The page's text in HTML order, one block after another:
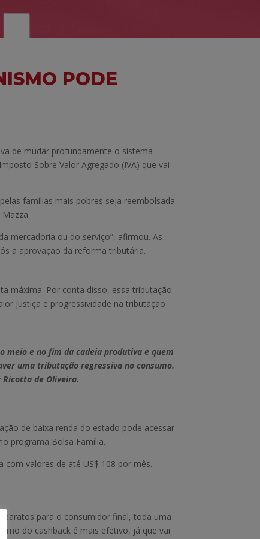
PODE
de mudar profundamente o sistema
Sobre Valor Agregado (IVA) que vai
famílias mais pobres seja reembolsada.
mercadoria ou do serviço”, afirmou. As
a aprovação da reforma tributária.
máxima. Por conta disso, essa tributação
justiça e progressividade na tributação
meio e no fim da cadeia produtiva e quem
uma tributação regressiva no consumo.
de Oliveira.
de baixa renda do estado pode acessar
programa Bolsa Família.
valores de até US$ 108 por mês.
para o consumidor final, toda uma
do cashback é mais efetivo, já que vai